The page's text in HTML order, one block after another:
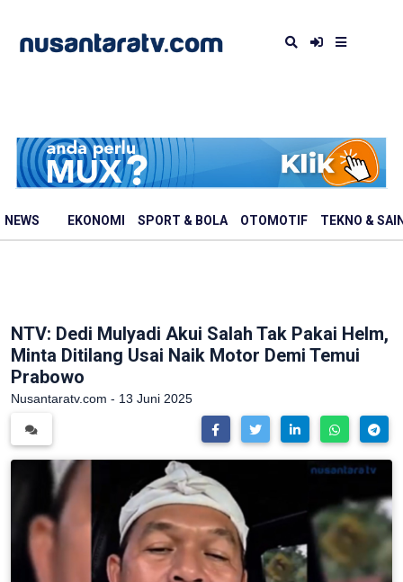
NEWS EKONOMI SPORT & BOLA OTOMOTIF TEKNO &
NTV: Dedi Mulyadi Akui Salah Tak Pakai Helm,
Minta Ditilang Usai Naik Motor Demi Temui
Prabowo
Nusantaratv.com - 13 Juni 2025